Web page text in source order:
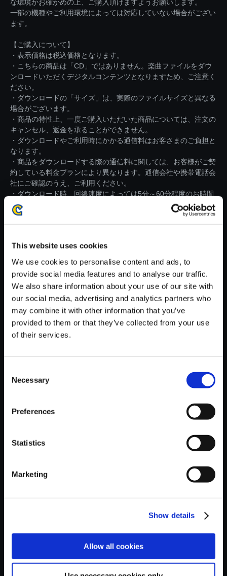
This website uses cookies
We use cookies to personalise content and ads, to
provide social media features and to analyse our traffic.
We also share information about your use of our site with
our social media, advertising and analytics partners who
may combine it with other information that you’ve
provided to them or that they’ve collected from your use
of their services.
Selection
Necessary
Preferences
Statistics
Marketing
Show details
Allow all cookies
な環境かお確かめの上、ご購入頂けますようお願いします。
一部の機種やご利用環境によっては対応していない場合がござい
ます。
【ご購入について】
・表示価格は税込価格となります。
・こちらの商品は「CD」ではありません。楽曲ファイルをダウ
ンロードいただくデジタルコンテンツとなりますため、ご注意く
ださい。
・ダウンロードの「サイズ」は、実際のファイルサイズと異なる
場合がございます。
・商品の特性上、一度ご購入いただいた商品については、注文の
キャンセル、返金を承ることができません。
・ダウンロードやご利用時にかかる通信料はお客さまのご負担と
なります。
・商品をダウンロードする際の通信料に関しては、お客様がご契
約している料金プランにより異なります。通信会社や携帯電話会
社にご確認のうえ、ご利用ください。
・ダウンロード時、回線速度によっては5分～60分程度のお時間
がかかる場合がございます。
※ご購入いただいたファイルのダウンロードの際には、通信環境
が安定しているWifi環境でお試しください。
【単曲】モンスターハンター4
オリジナル・サウンドトラック
金色の追憶 ～ ケチャワチャ
おすすめ商品